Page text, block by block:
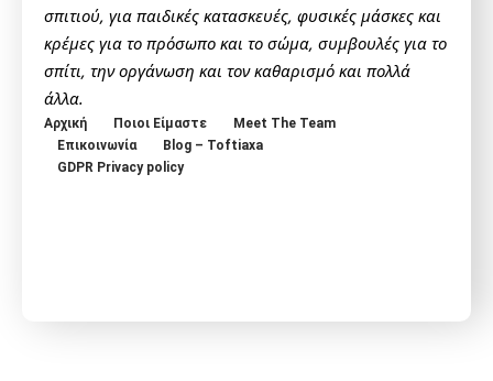
σπιτιού, για παιδικές κατασκευές, φυσικές μάσκες και
κρέμες για το πρόσωπο και το σώμα, συμβουλές για το
σπίτι, την οργάνωση και τον καθαρισμό και πολλά
άλλα.
Αρχική Ποιοι Είμαστε
Meet The Team
Επικοινωνία
Blog – Toftiaxa
GDPR Privacy policy